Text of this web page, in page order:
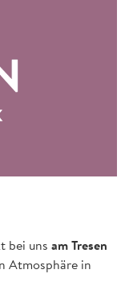
bei uns am Tresen
Atmosphäre in